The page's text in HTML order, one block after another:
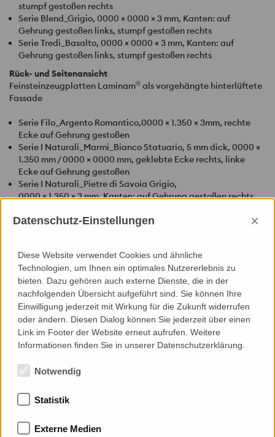
stumpf gestoßen rechts
Serie Blend_Grigio, 0000 × 0000 × 3 mm, Kanten: auf
Gehrung gestoßen links, stumpf gestoßen rechts
Serie Tredi_Basalto, 0000 × 0000 × 3 mm, Kanten: auf
Gehrung gestoßen links, stumpf gestoßen rechts
Rück- und Seitenansicht
Feinsteinzeugplatten Laminam® als vorgehängte hinterlüftete
Fassade
Serie Filo_Argento Romantico,0000 × 1.350 × 3mm, rechte
Ecke auf Gehrung gestoßen
Serie I Naturali_Marmi_Bianco Statuario, 5 mm dick, 0000 ×
1.350 mm / 0000 × 0000 mm, geklebte Ecke rechts, linke
Ecke auf Gehrung gestoßen
Serie I Naturali_Pietre di Savoia Grigio,
0000 × 1.350 × 3 mm, Kanten: auf Gehrung gestoßen rechts,
Befestigung
integrierter Befestigungsanker im Trägermaterial
Besonderheiten
Im Innen wie im Außenbereich anwendbar, große Designvielfalt,
max. Größe 1.000 × 3.000 mm, härter als Granit, leichter als
Aluminium und gleichzeitig so flexibel bearbeitbar wie Glas,
100%-prozentiges Naturprodukt und vollständig recyclebar.
Zur Übersicht
Mitgliedschaften
Datenschutz-Einstellungen ×
Diese Website verwendet Cookies und ähnliche
Technologien, um Ihnen ein optimales Nutzererlebnis zu
bieten. Dazu gehören auch externe Dienste, die in der
nachfolgenden Übersicht aufgeführt sind. Sie können Ihre
Einwilligung jederzeit mit Wirkung für die Zukunft widerrufen
oder ändern. Diesen Dialog können Sie jederzeit über einen
Link im Footer der Website erneut aufrufen. Weitere
Informationen finden Sie in unserer Datenschutzerklärung.
Notwendig
Statistik
Externe Medien